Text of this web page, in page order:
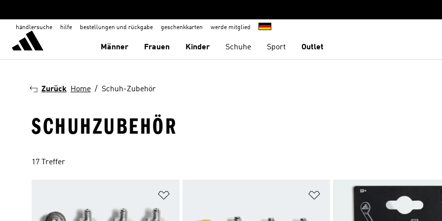
händlersuche hilfe bestellungen und rückgabe geschenkkarten werde mitglied
Männer Frauen Kinder Schuhe Sport Outlet
Zurück Home Schuh-Zubehör
SCHUHZUBEHÖR
17 Treffer
Zur Wunschliste hinzufügen